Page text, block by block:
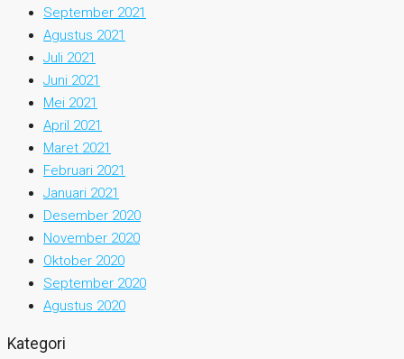
September 2021
Agustus 2021
Juli 2021
Juni 2021
Mei 2021
April 2021
Maret 2021
Februari 2021
Januari 2021
Desember 2020
November 2020
Oktober 2020
September 2020
Agustus 2020
Kategori